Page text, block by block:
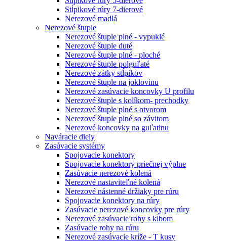
Stĺpikové rúry 7-dierové
Nerezové madlá
Nerezové štuple
Nerezové štuple plné - vypuklé
Nerezové štuple duté
Nerezové štuple plné - ploché
Nerezové štuple polguľaté
Nerezové zátky stĺpikov
Nerezové štuple na joklovinu
Nerezové zasúvacie koncovky U profilu
Nerezové štuple s kolíkom- prechodky
Nerezové štuple plné s otvorom
Nerezové štuple plné so závitom
Nerezové koncovky na guľatinu
Naváracie diely
Zasúvacie systémy
Spojovacie konektory
Spojovacie konektory priečnej výplne
Zasúvacie nerezové kolená
Nerezové nastaviteľné kolená
Nerezové nástenné držiaky pre rúru
Spojovacie konektory na rúry
Zasúvacie nerezové koncovky pre rúry
Nerezové zasúvacie rohy s kĺbom
Zasúvacie rohy na rúru
Nerezové zasúvacie kríže - T kusy